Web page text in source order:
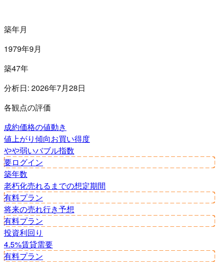
築年月
1979年9月
築47年
分析日: 2026年7月28日
各観点の評価
成約価格の値動き
値上がり傾向お買い得度
やや弱いバブル指数
要ログイン
築年数
老朽化売れるまでの想定期間
有料プラン
将来の売れ行き予想
有料プラン
投資利回り
4.5%賃貸需要
有料プラン